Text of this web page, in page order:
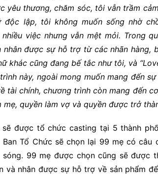
yêu thương, chăm sóc, tôi vẫn trầm
độc lập, tôi không muốn sống nhờ
nhiều việc nhưng vẫn mệt mỏi. Trong
nhân được sự hỗ trợ từ các nhãn hàng,
khác cũng đang bế tắc như tôi, và
này, ngoài mong muốn mang đến
tài chính, chương trình còn mang đến
mẹ, quyền làm vợ và quyền được trở
sẽ được tổ chức casting tại 5 thành
Ban Tổ Chức sẽ chọn lại 99 mẹ có
sóng. 99 mẹ được chọn cũng sẽ được
và nhân được sự hỗ trợ về sản phẩm